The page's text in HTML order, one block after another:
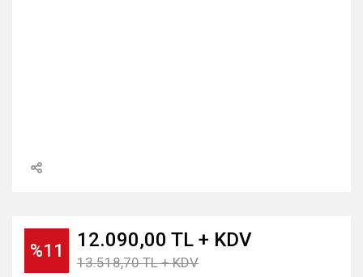
%11 12.090,00 TL + KDV
13.518,70 TL + KDV